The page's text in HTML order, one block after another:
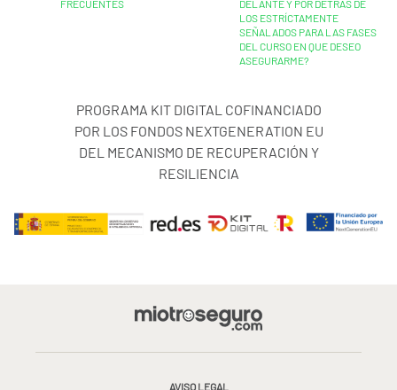
FRECUENTES
DELANTE Y POR DETRÁS DE
LOS ESTRÍCTAMENTE
SEÑALADOS PARA LAS FASES
DEL CURSO EN QUE DESEO
ASEGURARME?
PROGRAMA KIT DIGITAL COFINANCIADO
POR LOS FONDOS NEXTGENERATION EU
DEL MECANISMO DE RECUPERACIÓN Y
RESILIENCIA
AVISO LEGAL